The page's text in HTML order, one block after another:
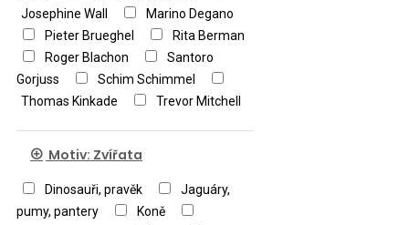
Josephine Wall
Marino Degano
Pieter Brueghel
Rita Berman
Roger Blachon
Santoro
Gorjuss
Schim Schimmel
Thomas Kinkade
Trevor Mitchell
Motiv: Zvířata
Dinosauři, pravěk
Jaguáry,
pumy, pantery
Koně